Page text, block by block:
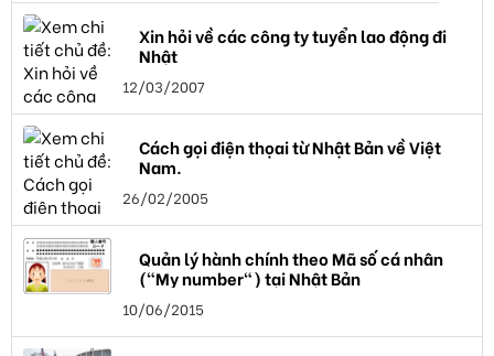
Xin hỏi về các công ty tuyển lao động đi
Nhật
12/03/2007
Cách gọi điện thọai từ Nhật Bản về Việt
Nam.
26/02/2005
Quản lý hành chính theo Mã số cá nhân
("My number") tại Nhật Bản
10/06/2015